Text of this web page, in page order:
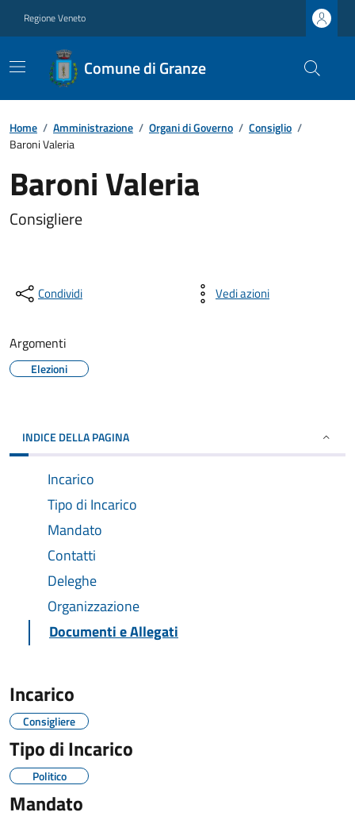
Regione Veneto
Comune di Granze
Home / Amministrazione / Organi di Governo / Consiglio /
Baroni Valeria
Baroni Valeria
Consigliere
Condividi Vedi azioni
Argomenti
Elezioni
INDICE DELLA PAGINA
Incarico
Tipo di Incarico
Mandato
Contatti
Deleghe
Organizzazione
Documenti e Allegati
Incarico
Consigliere
Tipo di Incarico
Politico
Mandato